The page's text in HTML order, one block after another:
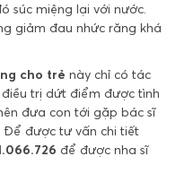
súc miệng lại với nước.
giảm đau nhức răng khá
cho trẻ này chỉ có tác
trị dứt điểm được tình
đưa con tới gặp bác sĩ
Để được tư vấn chi tiết
để được nha sĩ